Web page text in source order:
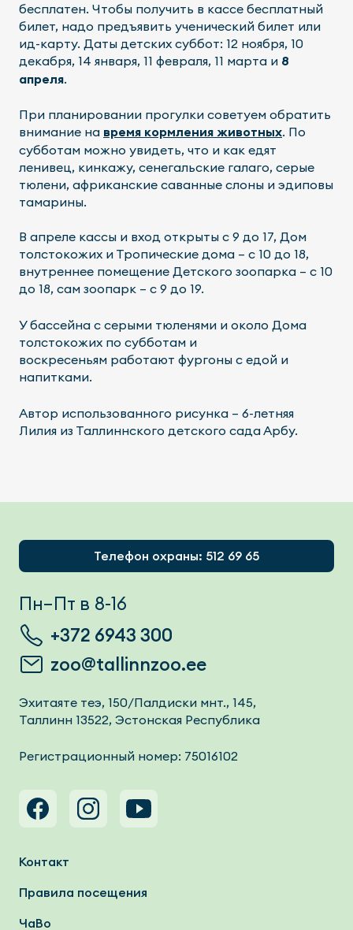
бесплатен. Чтобы получить в кассе бесплатный
билет, надо предъявить ученический билет или
ид-карту. Даты детских суббот: 12 ноября, 10
декабря, 14 января, 11 февраля, 11 марта и 8
апреля.
При планировании прогулки советуем обратить
внимание на время кормления животных. По
субботам можно увидеть, что и как едят
ленивец, кинкажу, сенегальские галаго, серые
тюлени, африканские саванные слоны и эдиповы
тамарины.
В апреле кассы и вход открыты с 9 до 17, Дом
толстокожих и Тропические дома – с 10 до 18,
внутреннее помещение Детского зоопарка – с 10
до 18, сам зоопарк – с 9 до 19.
У бассейна с серыми тюленями и около Домa
толстокожих по субботам и
воскресеньям работают фургоны с едой и
напитками.
Автор использованного рисунка – 6-летняя
Лилия из Таллиннского детского сада Арбу.
Телефон охраны: 512 69 65
Пн–Пт в 8-16
+372 6943 300
zoo@tallinnzoo.ee
Эхитаяте теэ, 150/Палдиски мнт., 145,
Таллинн 13522, Эстонская Республика
Регистрационный номер: 75016102
Footer menu
Контакт
Правила посещения
ЧаВо